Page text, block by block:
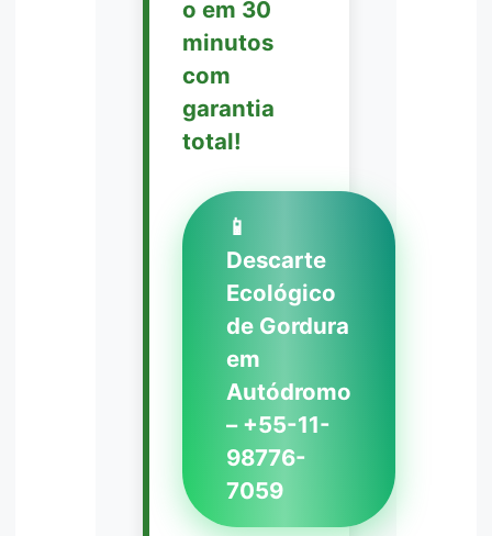
o em 30
minutos
com
garantia
total!
📱
Descarte
Ecológico
de Gordura
em
Autódromo
– +55-11-
98776-
7059